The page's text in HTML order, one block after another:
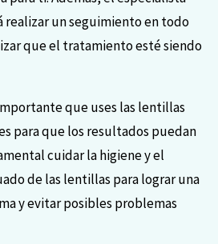
un seguimiento en todo
que el tratamiento esté siendo
que uses las lentillas
para que los resultados puedan
cuidar la higiene y el
de las lentillas para lograr una
y evitar posibles problemas